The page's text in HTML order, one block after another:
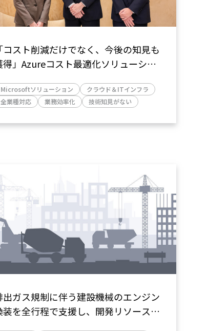
「コスト削減だけでなく、今後の知見も
得」――Azureコスト最適化ソリューショ
ニッセイ・ウェルス生命保険株式会社
ま）
Microsoftソリューション
クラウド＆ITインフラ
全業種対応
業務効率化 技術知見がない
出ガス規制に伴う建設機械のエンジン
装を全行程で支援し、開発リソース不